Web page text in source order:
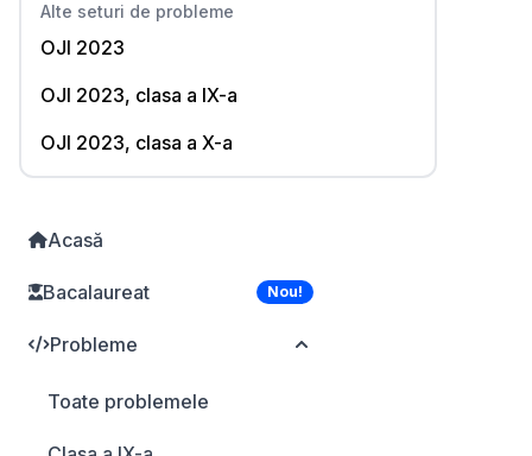
Acasă
Bacalaureat Nou!
Probleme
Toate problemele
Alte seturi de probleme
OJI 2023
OJI 2023, clasa a IX-a
OJI 2023, clasa a X-a